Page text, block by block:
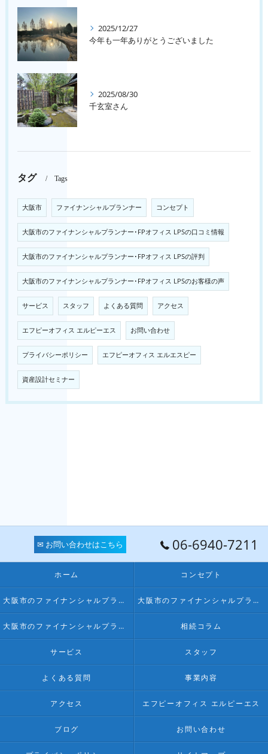
2025/12/27
今年も一年ありがとうございました
2025/08/30
千玄室さん
タグ Tags
大阪市 ファイナンシャルプランナー コンセプト
大阪市のファイナンシャルプランナー･FPオフィス LPSの口コミ情報
大阪市のファイナンシャルプランナー･FPオフィス LPSの評判
大阪市のファイナンシャルプランナー･FPオフィス LPSのお客様の声
サービス スタッフ よくある質問 アクセス
エフピーオフィス エルピーエス お問い合わせ
プライバシーポリシー エフピーオフィス エルエスピー
資産設計セミナー
✉ お問い合わせはこちら 06-6940-7211
ホーム コンセプト
大阪市のファイナンシャルプランナー･FPオフィス LPSの口コミ情報 大阪市のファイナンシャルプランナー･FPオフィス LPSの評判
大阪市のファイナンシャルプランナー･FPオフィス LPSのお客様の声 相続コラム
サービス スタッフ
よくある質問 事業内容
アクセス エフピーオフィス エルピーエス
ブログ お問い合わせ